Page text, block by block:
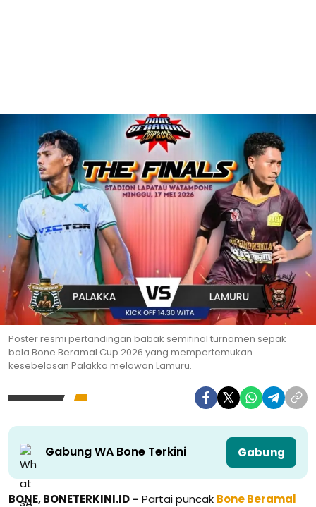
Poster resmi pertandingan babak semifinal turnamen sepak
bola Bone Beramal Cup 2026 yang mempertemukan
kesebelasan Palakka melawan Lamuru.
Gabung WA Bone Terkini Gabung
BONE, BONETERKINI.ID – Partai puncak Bone Beramal